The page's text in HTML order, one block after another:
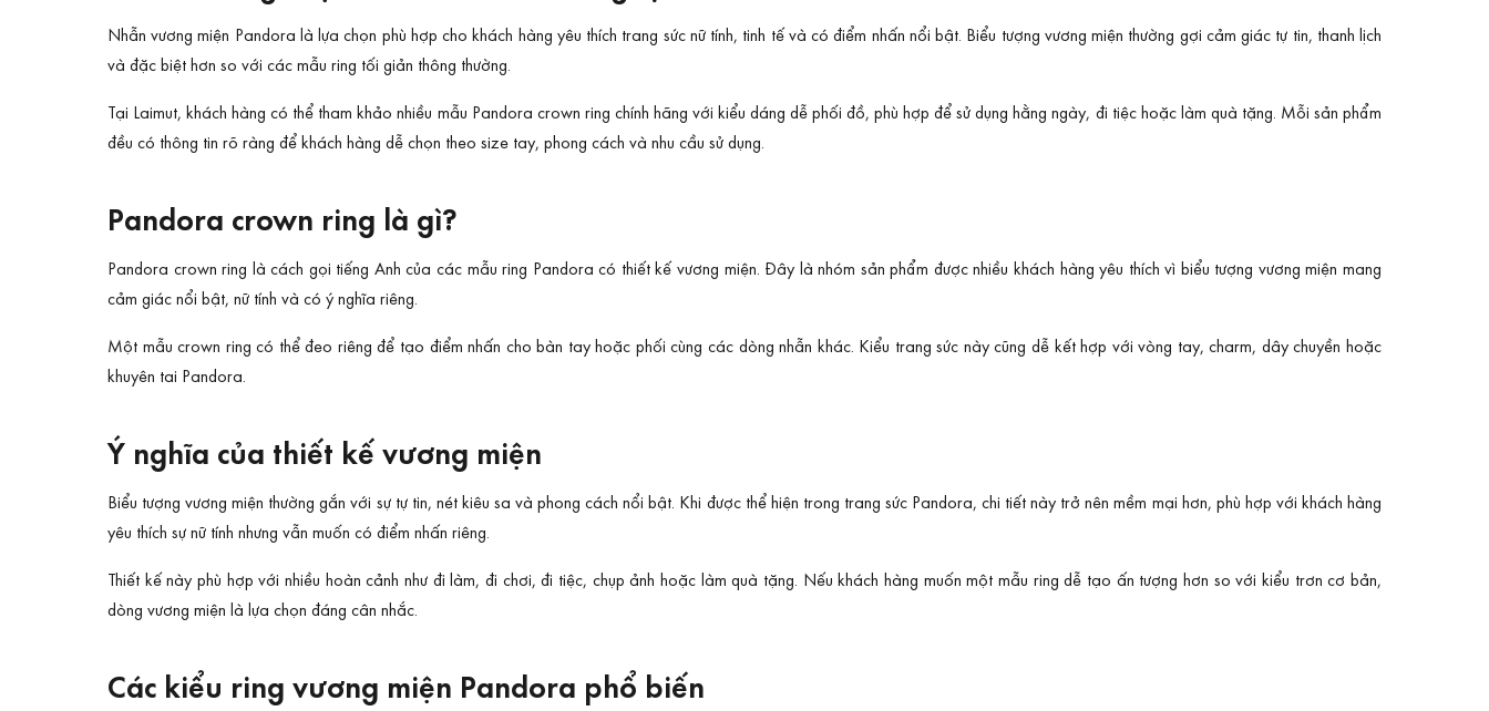
Nhẫn vương miện Pandora là lựa chọn phù hợp cho khách hàng yêu thích trang sức nữ tính, tinh tế và có điểm nhấn nổi bật. Biểu tượng vương miện thường gợi cảm giác tự tin, thanh lịch
và đặc biệt hơn so với các mẫu ring tối giản thông thường.
Tại Laimut, khách hàng có thể tham khảo nhiều mẫu Pandora crown ring chính hãng với kiểu dáng dễ phối đồ, phù hợp để sử dụng hằng ngày, đi tiệc hoặc làm quà tặng. Mỗi sản phẩm
đều có thông tin rõ ràng để khách hàng dễ chọn theo size tay, phong cách và nhu cầu sử dụng.
Pandora crown ring là gì?
Pandora crown ring là cách gọi tiếng Anh của các mẫu ring Pandora có thiết kế vương miện. Đây là nhóm sản phẩm được nhiều khách hàng yêu thích vì biểu tượng vương miện mang
cảm giác nổi bật, nữ tính và có ý nghĩa riêng.
Một mẫu crown ring có thể đeo riêng để tạo điểm nhấn cho bàn tay hoặc phối cùng các dòng nhẫn khác. Kiểu trang sức này cũng dễ kết hợp với vòng tay, charm, dây chuyền hoặc
khuyên tai Pandora.
Ý nghĩa của thiết kế vương miện
Biểu tượng vương miện thường gắn với sự tự tin, nét kiêu sa và phong cách nổi bật. Khi được thể hiện trong trang sức Pandora, chi tiết này trở nên mềm mại hơn, phù hợp với khách hàng
yêu thích sự nữ tính nhưng vẫn muốn có điểm nhấn riêng.
Thiết kế này phù hợp với nhiều hoàn cảnh như đi làm, đi chơi, đi tiệc, chụp ảnh hoặc làm quà tặng. Nếu khách hàng muốn một mẫu ring dễ tạo ấn tượng hơn so với kiểu trơn cơ bản,
dòng vương miện là lựa chọn đáng cân nhắc.
Các kiểu ring vương miện Pandora phổ biến